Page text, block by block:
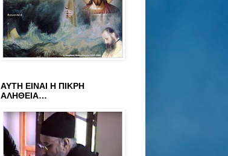
ΑΥΤΗ ΕΙΝΑΙ Η ΠΙΚΡΗ
ΑΛΗΘΕΙΑ…